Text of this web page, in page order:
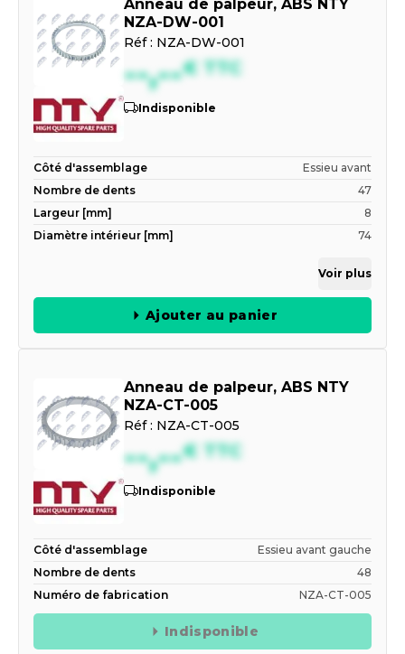
Anneau de palpeur, ABS NTY
NZA-DW-001
Réf : NZA-DW-001
--,--€ TTC
Indisponible
Côté d'assemblage
Essieu avant
Nombre de dents
47
Largeur [mm]
8
Diamètre intérieur [mm]
74
Voir plus
Ajouter au panier
Anneau de palpeur, ABS NTY
NZA-CT-005
Réf : NZA-CT-005
--,--€ TTC
Indisponible
Côté d'assemblage
Essieu avant gauche
Nombre de dents
48
Numéro de fabrication
NZA-CT-005
Indisponible